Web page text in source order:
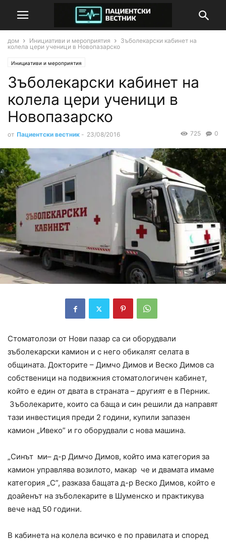
дом Инициативи и мероприятия
Зъболекарски кабинет на
колела цери ученици в Новопазарско
Инициативи и мероприятия
Зъболекарски кабинет на
колела цери ученици в
Новопазарско
от Пациентски вестник - 23/08/2016 0
725
Стоматолози от Нови пазар са си оборудвали
зъболекарски камион и с него обикалят селата в
общината. Докторите – Димчо Димов и Веско Димов са
собственици на подвижния стоматологичен кабинет,
който е един от двата в страната – другият е в Перник.
Зъболекарите, които са баща и син решили да направят
тази инвестиция преди 2 години, купили запазен
камион „Ивеко” и го оборудвали с нова машина.
„Синът ми– д-р Димчо Димов, който има категория за
камион управлява возилото, макар че и двамата имаме
категория „С”, разказа бащата д-р Веско Димов, който е
доайенът на зъболекарите в Шуменско и практикува
вече над 50 години.
В кабинета на колела всичко е по правилата и според